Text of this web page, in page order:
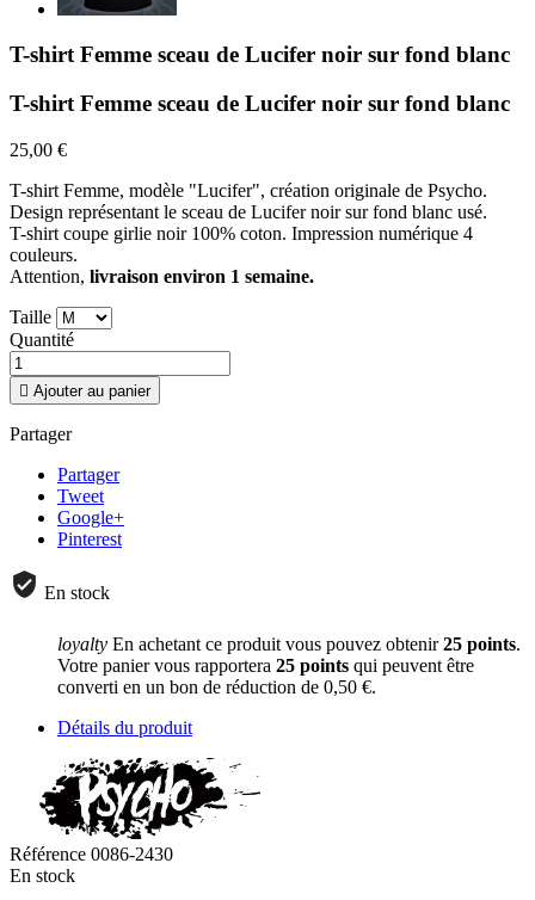
T-shirt Femme sceau de Lucifer noir sur fond blanc
T-shirt Femme sceau de Lucifer noir sur fond blanc
25,00 €
T-shirt Femme, modèle "Lucifer", création originale de Psycho.
Design représentant le sceau de Lucifer noir sur fond blanc usé.
T-shirt coupe girlie noir 100% coton. Impression numérique 4
couleurs.
Attention, livraison environ 1 semaine.
Taille
Quantité
 Ajouter au panier
Partager
Partager
Tweet
Google+
Pinterest
En stock
loyalty En achetant ce produit vous pouvez obtenir25 points.
Votre panier vous rapportera 25 points qui peuvent être
converti en un bon de réduction de 0,50 €.
Détails du produit
Référence 0086-2430
En stock